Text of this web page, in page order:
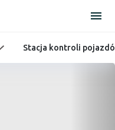
Stacja kontroli